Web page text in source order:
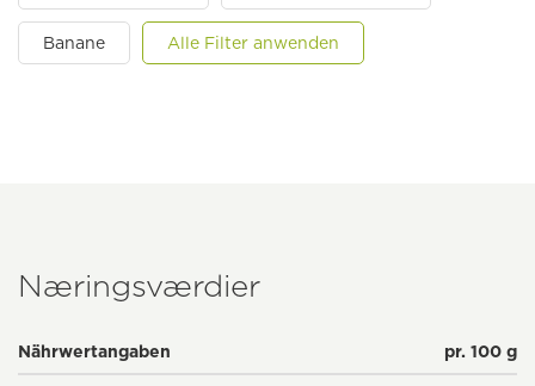
Banane Alle Filter anwenden
Næringsværdier
Nährwertangaben pr. 100 g